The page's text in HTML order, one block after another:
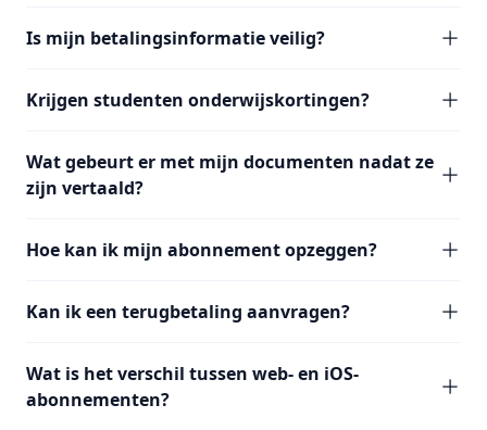
Is mijn betalingsinformatie veilig?
Krijgen studenten onderwijskortingen?
Wat gebeurt er met mijn documenten nadat ze
zijn vertaald?
Hoe kan ik mijn abonnement opzeggen?
Kan ik een terugbetaling aanvragen?
Wat is het verschil tussen web- en iOS-
abonnementen?